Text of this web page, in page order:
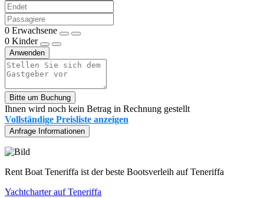
0 Erwachsene
0 Kinder
Anwenden
Bitte um Buchung
Ihnen wird noch kein Betrag in Rechnung gestellt
Vollständige Preisliste anzeigen
Anfrage Informationen
Rent Boat Teneriffa ist der beste Bootsverleih auf Teneriffa
Yachtcharter auf Teneriffa